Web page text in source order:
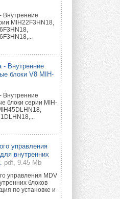
Внутренние
MIH22F3HN18,
- Внутренние
блоки V8 MIH-
Внутренние
блоки серии MIH-
управления
внутренних
pdf, 9.45 Mb
управления MDV
блоков
по установке и